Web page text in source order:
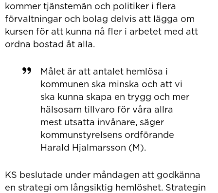
kommer tjänstemän och politiker i flera
förvaltningar och bolag delvis att lägga om
kursen för att kunna nå fler i arbetet med att
ordna bostad åt alla.
Målet är att antalet hemlösa i
kommunen ska minska och att vi
ska kunna skapa en trygg och mer
hälsosam tillvaro för våra allra
mest utsatta invånare, säger
kommunstyrelsens ordförande
Harald Hjalmarsson (M).
KS beslutade under måndagen att godkänna
en strategi om långsiktig hemlöshet. Strategin